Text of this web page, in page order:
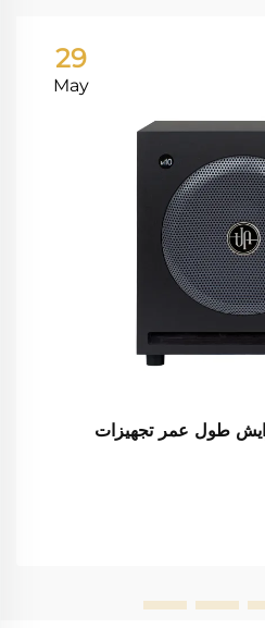
29
May
طول عمر تجهیزات